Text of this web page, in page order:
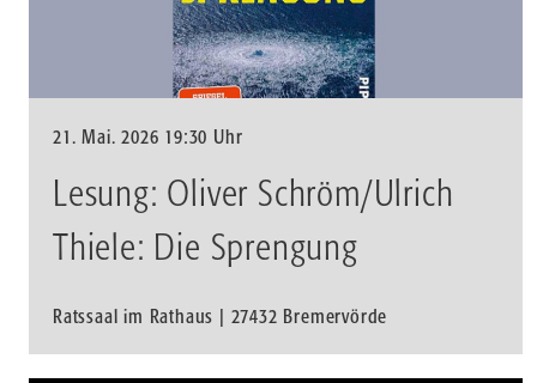
21. Mai. 2026 19:30 Uhr
Lesung: Oliver Schröm/Ulrich
Thiele: Die Sprengung
Ratssaal im Rathaus | 27432 Bremervörde